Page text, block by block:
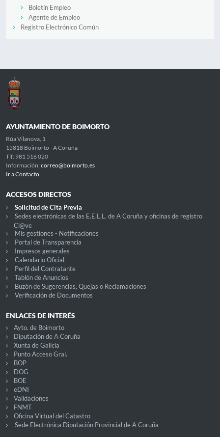
Boletín Empleo
Agente de Empleo
Registro Electrónico Común
AYUNTAMIENTO DE BOIMORTO
Rúa Vilanova, 1
15818 Boimorto - A Coruña
Tlf: 981 516 020
Información: correo@boimorto.es
Ir a Contacto
ACCESOS DIRECTOS
Solicitud de Cita Previa
Sedes electrónicas de las E.E.L.L. de A Coruña y oficinas de registro
Cl@ve
Mis gestiones - Notificaciones
Portal de Transparencia
Impresos generales
Calendario Oficial
Perfil del Contratante
Tablón de Anuncios
Buzón de Sugerencias, Quejas o Reclamaciones
Verificación de Documentos
ENLACES DE INTERÉS
Ayto. de Boimorto
Diputación de A Coruña
Xunta de Galicia
Punto Acceso Gral.
BOP
DOG
BOE
eDNI
Validaciones
FNMT
Oficina Virtual del Catastro
Sede Electrónica Diputación Provincial de A Coruña